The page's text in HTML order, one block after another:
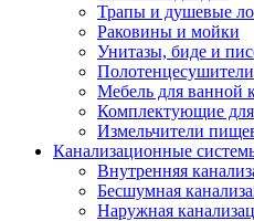
Трапы и душевые
Раковины и мойки
Унитазы, биде и
Полотенцесушители
Мебель для ванной
Комплектующие
Измельчители
Канализационные
Внутренняя
Бесшумная
Наружная